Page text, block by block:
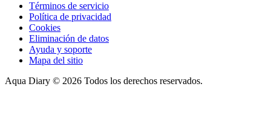
Términos de servicio
Política de privacidad
Cookies
Eliminación de datos
Ayuda y soporte
Mapa del sitio
Aqua Diary © 2026 Todos los derechos reservados.